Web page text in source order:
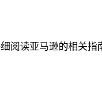
阅读亚马逊的相关指